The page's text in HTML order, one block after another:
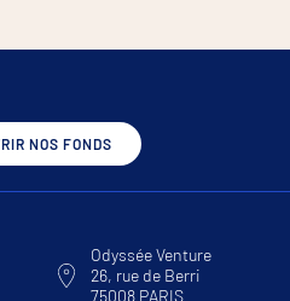
NOS FONDS
Odyssée Venture
26, rue de Berri
75008 PARIS